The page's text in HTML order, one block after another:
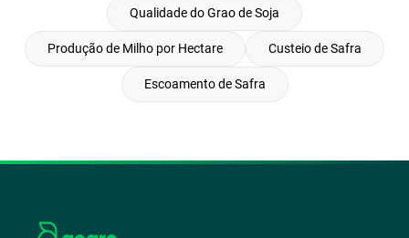
Qualidade do Grao de Soja
Produção de Milho por Hectare Custeio de Safra
Escoamento de Safra